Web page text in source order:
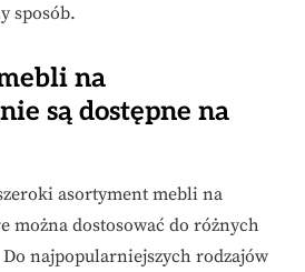
sposób.
na
są dostępne na
asortyment mebli na
można dostosować do różnych
najpopularniejszych rodzajów